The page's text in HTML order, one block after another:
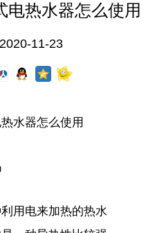
电热水器怎么使用
11-23
水器怎么使用
用电来加热的热水